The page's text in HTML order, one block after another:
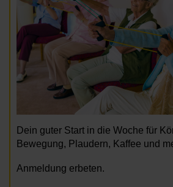
Dein guter Start in die Woche für
Bewegung, Plaudern, Kaffee und
Anmeldung erbeten.